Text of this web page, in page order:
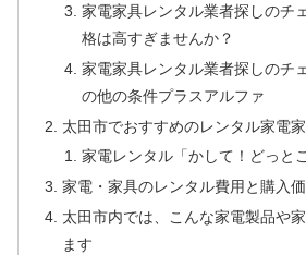
家電家具レンタル業者探しのチ
格は高すぎませんか？
家電家具レンタル業者探しのチ
の他の条件プラスアルファ
太田市でおすすめのレンタル家電
家電レンタル「かして！どっと
家電・家具のレンタル費用と購入
太田市内では、こんな家電製品や
ます